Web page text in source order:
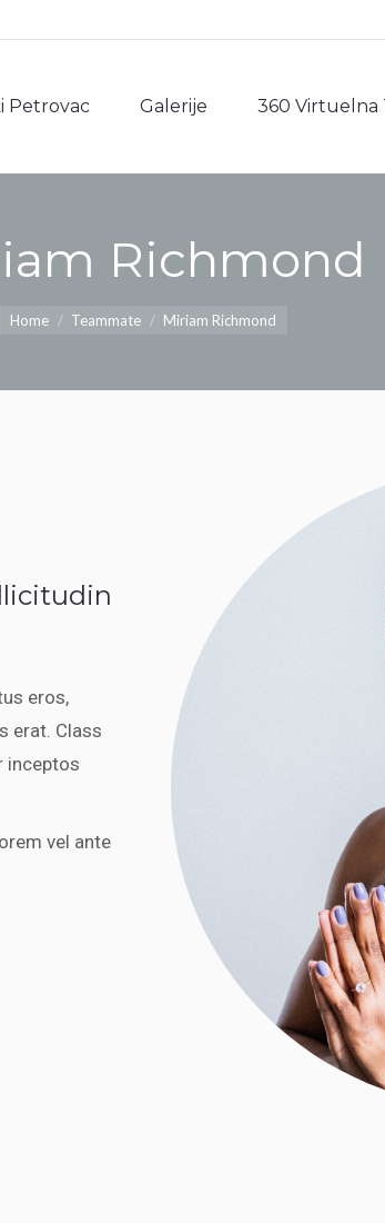
Petrovac Galerije 360 Virtuelna
Richmond
Home Teammate Miriam Richmond
eros,
erat. Class
inceptos
vel ante